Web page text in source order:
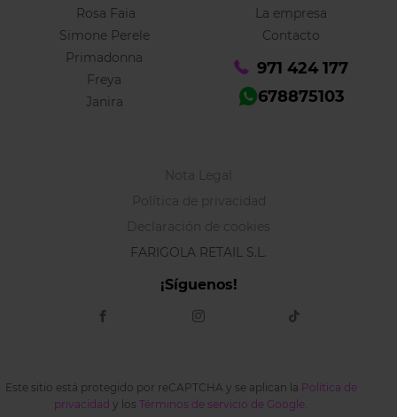
Rosa Faia
Simone Perele
Primadonna
Freya
Janira
La empresa
Contacto
971 424 177
678875103
Nota Legal
Política de privacidad
Declaración de cookies
FARIGOLA RETAIL S.L.
¡Síguenos!
Este sitio está protegido por reCAPTCHA y se aplican la Política de
privacidad y los Términos de servicio de Google